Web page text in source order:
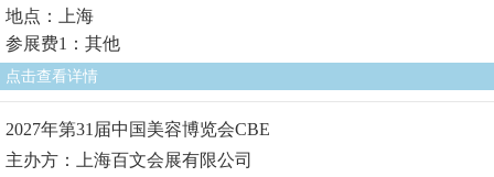
地点：上海
参展费1：其他
点击查看详情
2027年第31届中国美容博览会CBE
主办方：上海百文会展有限公司